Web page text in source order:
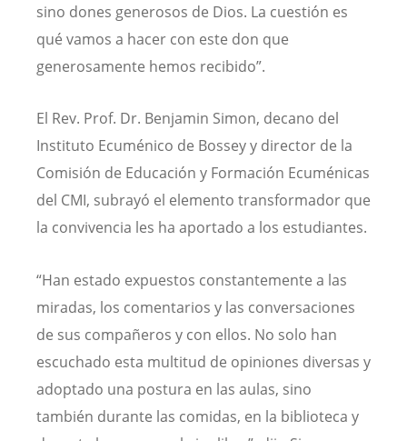
sino dones generosos de Dios. La cuestión es
qué vamos a hacer con este don que
generosamente hemos recibido”.
El Rev. Prof. Dr. Benjamin Simon, decano del
Instituto Ecuménico de Bossey y director de la
Comisión de Educación y Formación Ecuménicas
del CMI, subrayó el elemento transformador que
la convivencia les ha aportado a los estudiantes.
“Han estado expuestos constantemente a las
miradas, los comentarios y las conversaciones
de sus compañeros y con ellos. No solo han
escuchado esta multitud de opiniones diversas y
adoptado una postura en las aulas, sino
también durante las comidas, en la biblioteca y